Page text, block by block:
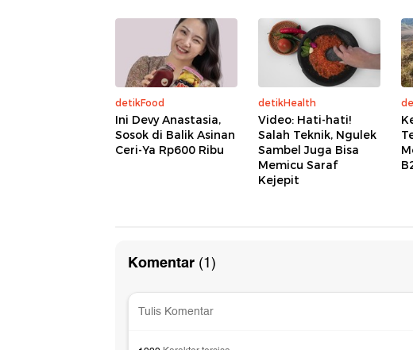
detikFood
Ini Devy Anastasia,
Sosok di Balik Asinan
Ceri-Ya Rp600 Ribu
detikHealth
Video: Hati-hati!
Salah Teknik, Ngulek
Sambel Juga Bisa
Memicu Saraf
Kejepit